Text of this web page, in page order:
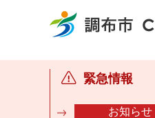
調布市
緊急情報
お知らせ